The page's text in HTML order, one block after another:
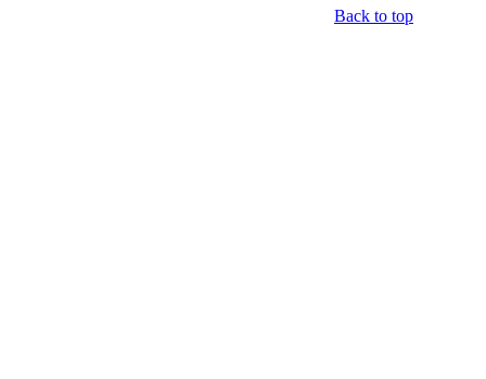
Back to top